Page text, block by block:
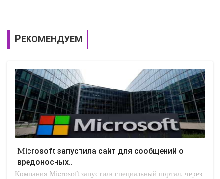
РЕКОМЕНДУЕМ
Microsoft запустила сайт для сообщений о
вредоносных..
Компания Microsoft запустила специальный портал, через